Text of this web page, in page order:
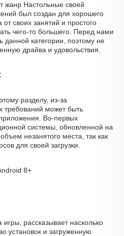
жанр Настольные своей
был создан для хорошего
своих занятий и простого
чего-то большего. Перед нами
данной категории, поэтому не
драйва и удовольствия.
разделу, из-за
требований может быть
Во-первых
системы, обновленной на
незанятого места, так как
для своей загрузки.
8+
рассказывает насколько
установок и загруженную